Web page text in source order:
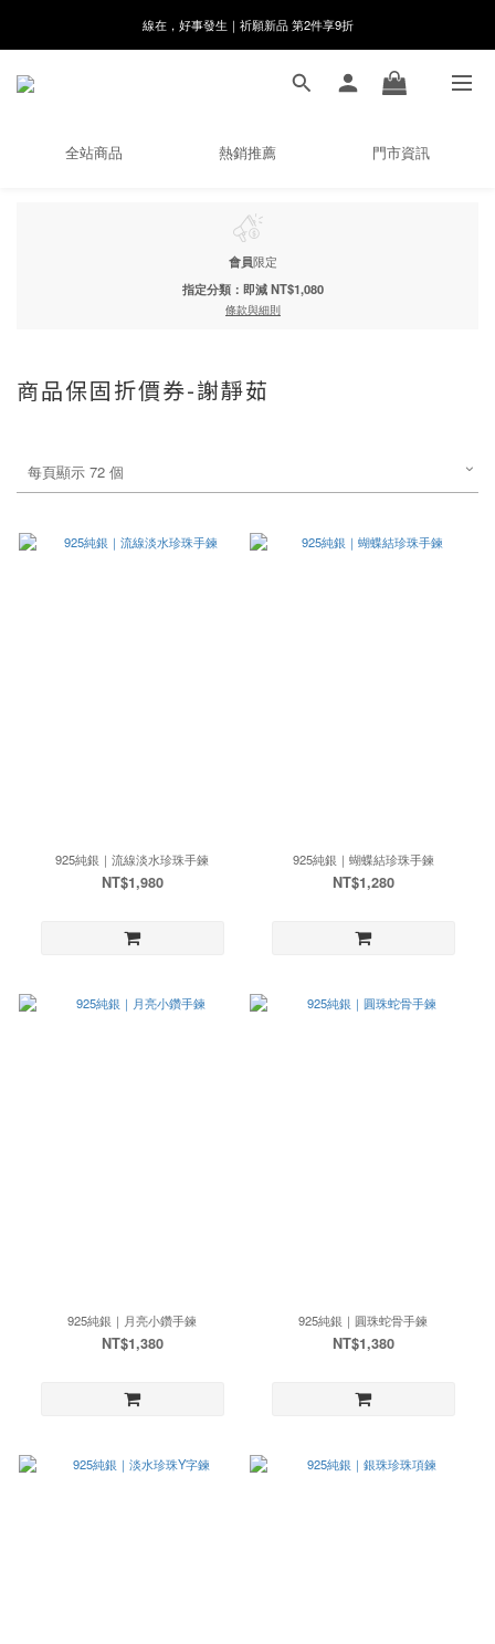
8月月初限定｜指定分類滿件88折！
🌸新會員限定🌸註冊送$100購物金
8月月初限定｜指定分類滿件88折！
全站商品 熱銷推薦 門市資訊
會員限定
指定分類：即減 NT$1,080
條款與細則
商品保固折價券-謝靜茹
每頁顯示 72 個
925純銀｜流線淡水珍珠手鍊
NT$1,980
925純銀｜蝴蝶結珍珠手鍊
NT$1,280
925純銀｜月亮小鑽手鍊
NT$1,380
925純銀｜圓珠蛇骨手鍊
NT$1,380